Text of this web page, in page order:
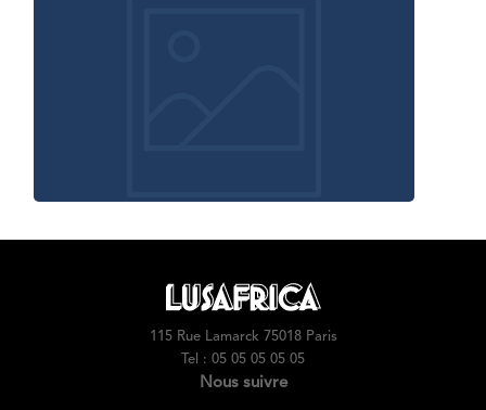
115 Rue Lamarck 75018 Paris
Tel : 05 05 05 05 05
Nous suivre